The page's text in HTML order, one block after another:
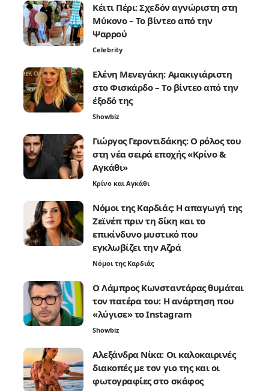
Κέιτι Πέρι: Σχεδόν αγνώριστη στη
Μύκονο – Το βίντεο από την
Ψαρρού
Celebrity
Ελένη Μενεγάκη: Αμακιγιάριστη
στο Φισκάρδο – Το βίντεο από την
έξοδό της
Showbiz
Γιώργος Γεροντιδάκης: Ο ρόλος του
στη νέα σειρά εποχής «Κρίνο &
Αγκάθι»
Κρίνο και Αγκάθι
Νόμοι της Καρδιάς: Η απαγωγή της
Ζεϊνέπ πριν τη δίκη και το
επικίνδυνο μυστικό που
εγκλωβίζει την Αζρά
Νόμοι της Καρδιάς
Ο Λάμπρος Κωνσταντάρας θυμάται
τον πατέρα του: Η ανάρτηση που
«λύγισε» το Instagram
Showbiz
Αλεξάνδρα Νίκα: Οι καλοκαιρινές
διακοπές με τον γιο της και οι
φωτογραφίες στο σκάφος